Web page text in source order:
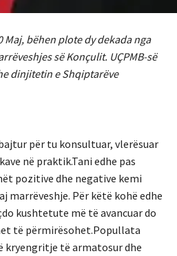
bëhen plote dy dekada nga
së Konçulit. UÇPMB-së
dinjitetin e Shqiptarëve
për tu konsultuar, vlerësuar
në praktik.Tani edhe pas
pozitive dhe negative kemi
marrëveshje. Për këtë kohë edhe
kushtetute më të avancuar do
të përmirësohet.Popullata
kryengritje të armatosur dhe